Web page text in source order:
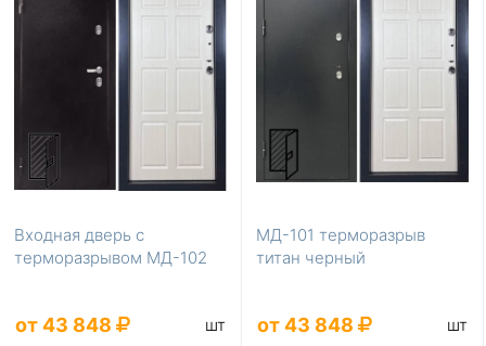
Входная дверь с
терморазрывом МД-102
от 43 848 шт
МД-101 терморазрыв
титан черный
от 43 848 шт